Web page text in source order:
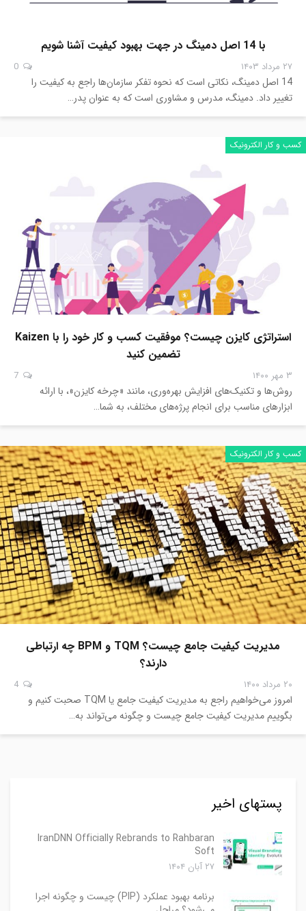
با 14 اصل دمینگ در جهت بهبود کیفیت آشنا شویم
۲۷ مرداد ۱۴۰۳
14 اصل دمینگ، نکاتی است که نحوه تفکر سازمان‌ها راجع به کیفیت را
تغییر داد. دمینگ، مدرس و مشاوری است که به عنوان پدر…
کسب و کار الکترونیک
استراتژی کایزن چیست؟ موفقیت کسب و کار خود را با Kaizen
تضمین کنید
۳ مهر ۱۴۰۰
روش‌ها و تکنیک‌های افزایش بهره‌وری، مانند «چرخه کایزن»، با ارائه
ابزارهای مناسب برای انجام پرژه‌های مختلف، به شما…
کسب و کار الکترونیک
مدیریت کیفیت جامع چیست؟ TQM و BPM چه ارتباطی
دارند؟
۲۰ مرداد ۱۴۰۰ 4
امروز می‌خواهیم راجع به مدیریت کیفیت جامع یا TQM صحبت کنیم و
بگوییم مدیریت کیفیت جامع چیست و چگونه می‌تواند به…
پستهای اخیر
IranDNN Officially Rebrands to Rahbaran
Soft
۲۷ آبان ۱۴۰۴
برنامه بهبود عملکرد (PIP) چیست و چگونه اجرا